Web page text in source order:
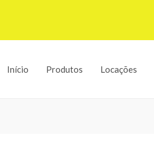
Início Produtos Locações